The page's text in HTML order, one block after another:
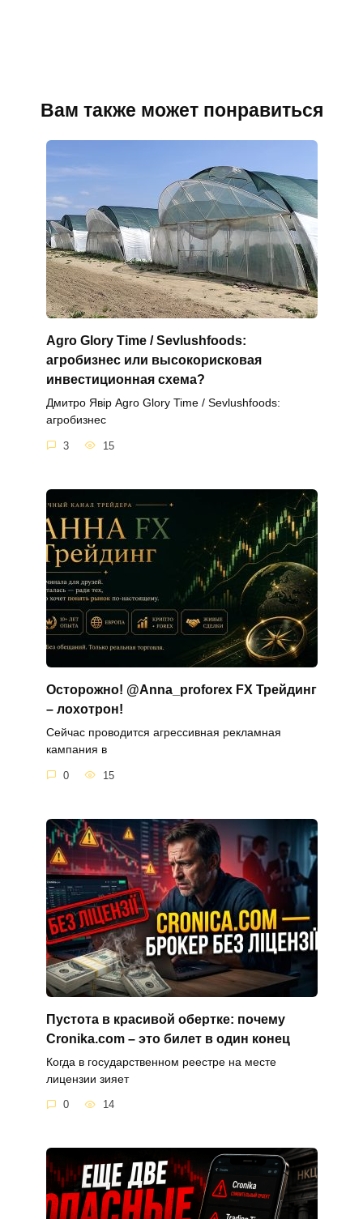
Вам также может понравиться
Agro Glory Time / Sevlushfoods:
агробизнес или высокорисковая
инвестиционная схема?
Дмитро Явір Agro Glory Time / Sevlushfoods:
агробизнес
3 15
Осторожно! @Anna_proforex FX Трейдинг
– лохотрон!
Сейчас проводится агрессивная рекламная
кампания в
0 15
Пустота в красивой обертке: почему
Cronika.com – это билет в один конец
Когда в государственном реестре на месте
лицензии зияет
0 14